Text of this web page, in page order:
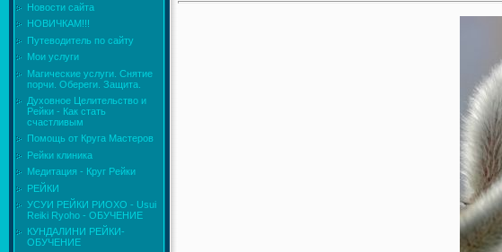
Новости сайта
НОВИЧКАМ!!!
Путеводитель по сайту
Мои услуги
Магические услуги. Снятие
порчи. Обереги. Защита.
Духовное Целительство и
Рейки - Как стать
счастливым
Помощь от Круга Мастеров
Рейки клиника
Медитация - Круг Рейки
РЕЙКИ
УСУИ РЕЙКИ РИОХО - Usui
Reiki Ryoho - ОБУЧЕНИЕ
КУНДАЛИНИ РЕЙКИ-
ОБУЧЕНИЕ